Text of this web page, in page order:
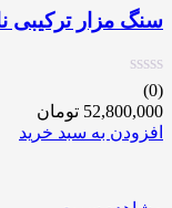
سنگ مزار ترکیبی
(0)
52,800,000 تومان
افزودن به سبد خرید